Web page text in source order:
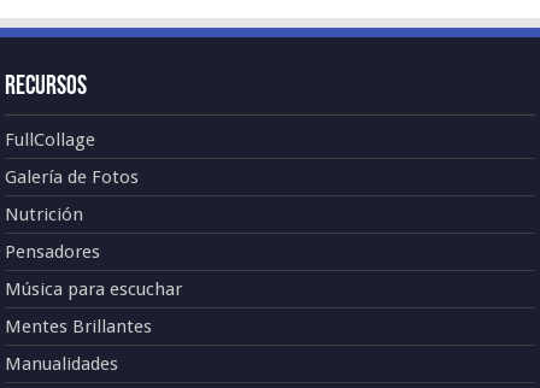
Recursos
FullCollage
Galería de Fotos
Nutrición
Pensadores
Música para escuchar
Mentes Brillantes
Manualidades